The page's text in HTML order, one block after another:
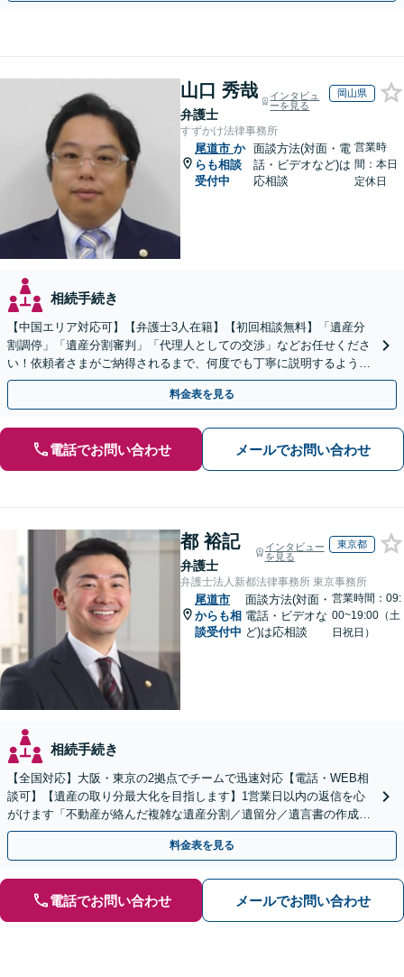
山口 秀哉
弁護士
インタビュ
ーを見る
岡山県
すずかけ法律事務所
尾道市 か
らも相談
受付中
面談方法(対面・電
話・ビデオなど)は
応相談
営業時
間：本日
定休日
相続手続き
【中国エリア対応可】【弁護士3人在籍】【初回相談無料】「遺産分
割調停」「遺産分割審判」「代理人としての交渉」などお任せくださ
い！依頼者さまがご納得されるまで、何度でも丁寧に説明するよう心
掛けています【土日祝／夜間対応可】【当日／電話相談可】
料金表を見る
電話でお問い合わせ メールでお問い合わせ
都 裕記
弁護士
インタビュー
を見る
東京都
弁護士法人新都法律事務所 東京事務所
尾道市
からも相
談受付中
面談方法(対面・
電話・ビデオな
ど)は応相談
営業時間：09:
00~19:00（土
日祝日）
相続手続き
【全国対応】大阪・東京の2拠点でチームで迅速対応【電話・WEB相
談可】【遺産の取り分最大化を目指します】1営業日以内の返信を心
がけます「不動産が絡んだ複雑な遺産分割／遺留分／遺言書の作成・
執行／事業承継など、お任せください」【休日相談あり】
料金表を見る
電話でお問い合わせ メールでお問い合わせ